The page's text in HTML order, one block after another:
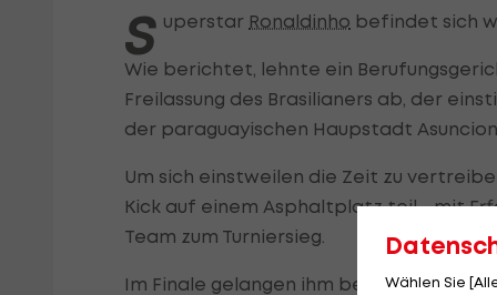
S uperstar Ronaldinho befindet sich
Wie berichtet, lehnte ein
Freilassung des Brasilianers ab, der
der paraguayischen Haupstadt
Um sich einstweilen die Zeit zu
Kick auf einem Asphaltplatz teil - mit
Team zum Turniersieg.
Im Finale gelangen ihm beim 11:2-Sieg
Wählen Sie